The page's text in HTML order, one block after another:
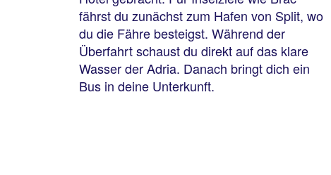
fährst du zunächst zum Hafen von Split, wo
du die Fähre besteigst. Während der
Überfahrt schaust du direkt auf das klare
Wasser der Adria. Danach bringt dich ein
Bus in deine Unterkunft.